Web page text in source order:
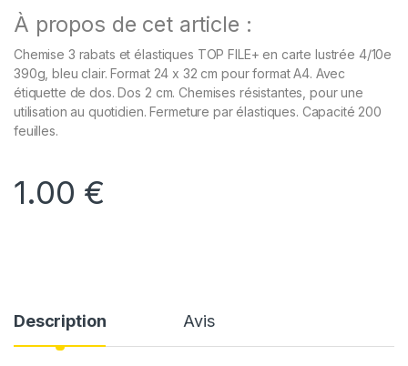
À propos de cet article :
Chemise 3 rabats et élastiques TOP FILE+ en carte lustrée 4/10e
390g, bleu clair. Format 24 x 32 cm pour format A4. Avec
étiquette de dos. Dos 2 cm. Chemises résistantes, pour une
utilisation au quotidien. Fermeture par élastiques. Capacité 200
feuilles.
1.00 €
Description Avis